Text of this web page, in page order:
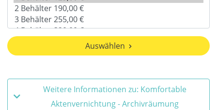
Auswählen
Weitere Informationen zu: Komfortable
Aktenvernichtung - Archivräumung